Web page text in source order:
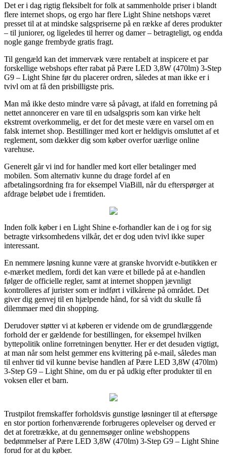
Det er i dag rigtig fleksibelt for folk at sammenholde priser i blandt
flere internet shops, og ergo har flere Light Shine netshops været
presset til at at mindske salgspriserne på en række af deres produkter
– til juniorer, og ligeledes til herrer og damer – betragteligt, og endda
nogle gange frembyde gratis fragt.
Til gengæld kan det immervæk være rentabelt at inspicere et par
forskellige webshops efter rabat på Pære LED 3,8W (470lm) 3-Step
G9 – Light Shine før du placerer ordren, således at man ikke er i
tvivl om at få den prisbilligste pris.
Man må ikke desto mindre være så påvagt, at ifald en forretning på
nettet annoncerer en vare til en udsalgspris som kan virke helt
ekstremt overkommelig, er det for det meste være en varsel om en
falsk internet shop. Bestillinger med kort er heldigvis omsluttet af et
reglement, som dækker dig som køber overfor uærlige online
varehuse.
Generelt går vi ind for handler med kort eller betalinger med
mobilen. Som alternativ kunne du drage fordel af en
afbetalingsordning fra for eksempel ViaBill, når du efterspørger at
afdrage beløbet ude i fremtiden.
Inden folk køber i en Light Shine e-forhandler kan de i og for sig
betragte virksomhedens vilkår, det er dog uden tvivl ikke super
interessant.
En nemmere løsning kunne være at granske hvorvidt e-butikken er
e-mærket medlem, fordi det kan være et billede på at e-handlen
følger de officielle regler, samt at internet shoppen jævnligt
kontrolleres af jurister som er indført i vilkårene på området. Det
giver dig genvej til en hjælpende hånd, for så vidt du skulle få
dilemmaer med din shopping.
Derudover støtter vi at køberen er vidende om de grundlæggende
forhold der er gældende for bestillingen, for eksempel hvilken
byttepolitik online forretningen benytter. Her er det desuden vigtigt,
at man når som helst gemmer ens kvittering på e-mail, således man
til enhver tid vil kunne bevise handlen af Pære LED 3,8W (470lm)
3-Step G9 – Light Shine, om du er på udkig efter produkter til en
voksen eller et barn.
Trustpilot fremskaffer forholdsvis gunstige løsninger til at eftersøge
en stor portion forhenværende forbrugeres oplevelser og derved er
det at foretrække, at du gennemsøger online webshoppens
bedømmelser af Pære LED 3,8W (470lm) 3-Step G9 – Light Shine
forud for at du køber.